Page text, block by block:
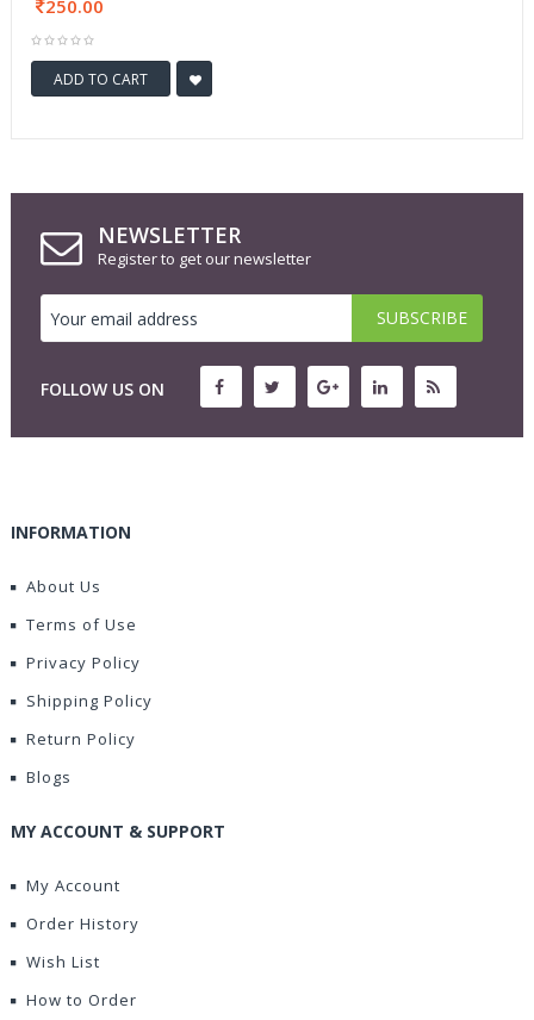
250.00
ADD TO CART
NEWSLETTER
Register to get our newsletter
FOLLOW US ON
INFORMATION
About Us
Terms of Use
Privacy Policy
Shipping Policy
Return Policy
Blogs
MY ACCOUNT & SUPPORT
My Account
Order History
Wish List
How to Order